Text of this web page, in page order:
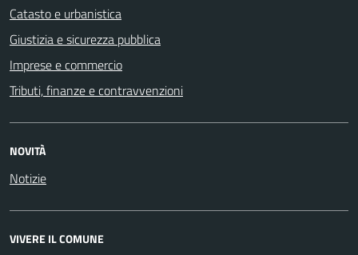
Catasto e urbanistica
Giustizia e sicurezza pubblica
Imprese e commercio
Tributi, finanze e contravvenzioni
NOVITÀ
Notizie
VIVERE IL COMUNE